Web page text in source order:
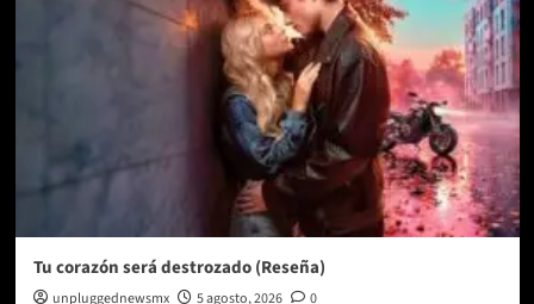
Tu corazón será destrozado (Reseña)
unpluggednewsmx 5 agosto, 2026 0